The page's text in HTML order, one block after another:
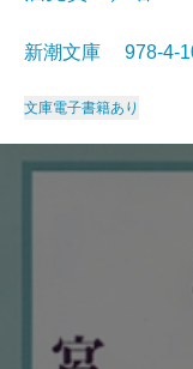
新潮文庫 978-4-
文庫電子書籍あり